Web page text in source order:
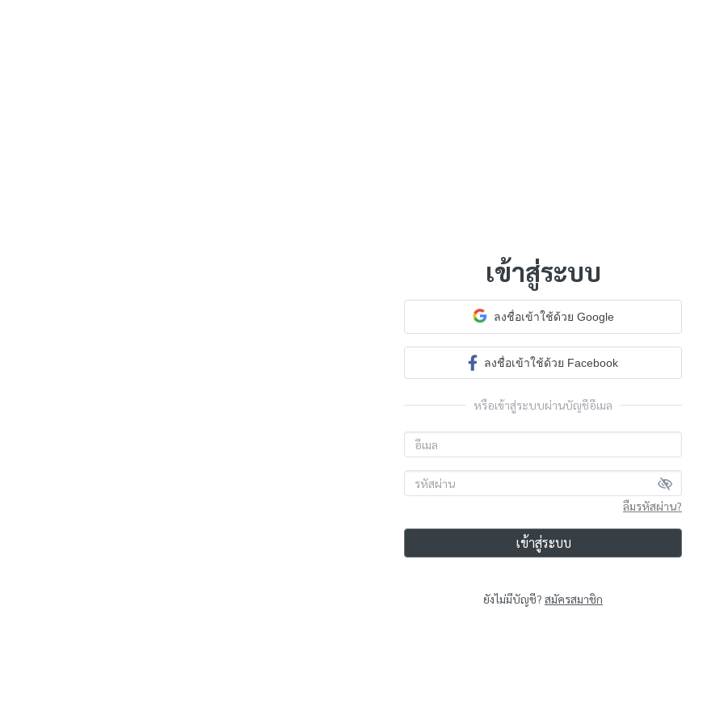
เข้าสู่ระบบ
ลงชื่อเข้าใช้ด้วย Google
ลงชื่อเข้าใช้ด้วย Facebook
หรือเข้าสู่ระบบผ่านบัญชีอีเมล
ลืมรหัสผ่าน?
เข้าสู่ระบบ
ยังไม่มีบัญชี? สมัครสมาชิก